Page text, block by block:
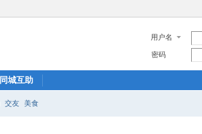
用户名
密码
同城互助
交友 美食